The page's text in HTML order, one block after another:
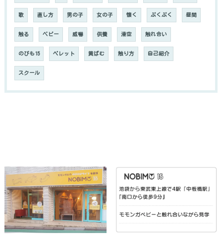
歌 直し方 男の子 女の子 懐く ぷくぷく 昼間
触る ベビー 威嚇 供養 滑空 触れ合い
のびも15 ペレット 黄ばむ 触り方 自己紹介
スクール